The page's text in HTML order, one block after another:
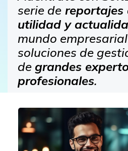
serie de reportajes
utilidad y
mundo
soluciones de
de grandes
profesionales.